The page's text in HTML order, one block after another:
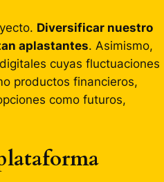
Diversificar nuestro
aplastantes. Asimismo,
cuyas fluctuaciones
productos financieros,
como futuros,